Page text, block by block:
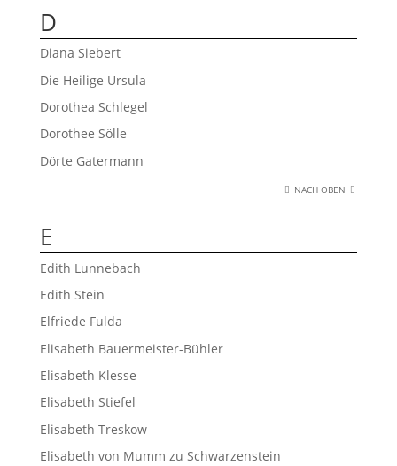
D
Diana Siebert
Die Heilige Ursula
Dorothea Schlegel
Dorothee Sölle
Dörte Gatermann
NACH OBEN
E
Edith Lunnebach
Edith Stein
Elfriede Fulda
Elisabeth Bauermeister-Bühler
Elisabeth Klesse
Elisabeth Stiefel
Elisabeth Treskow
Elisabeth von Mumm zu Schwarzenstein